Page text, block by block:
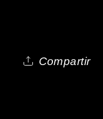
Compartir